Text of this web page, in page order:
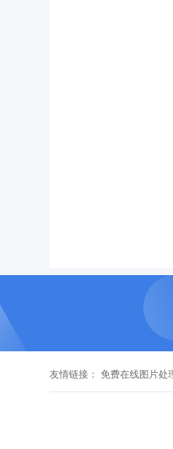
友情链接： 免费在线图片处